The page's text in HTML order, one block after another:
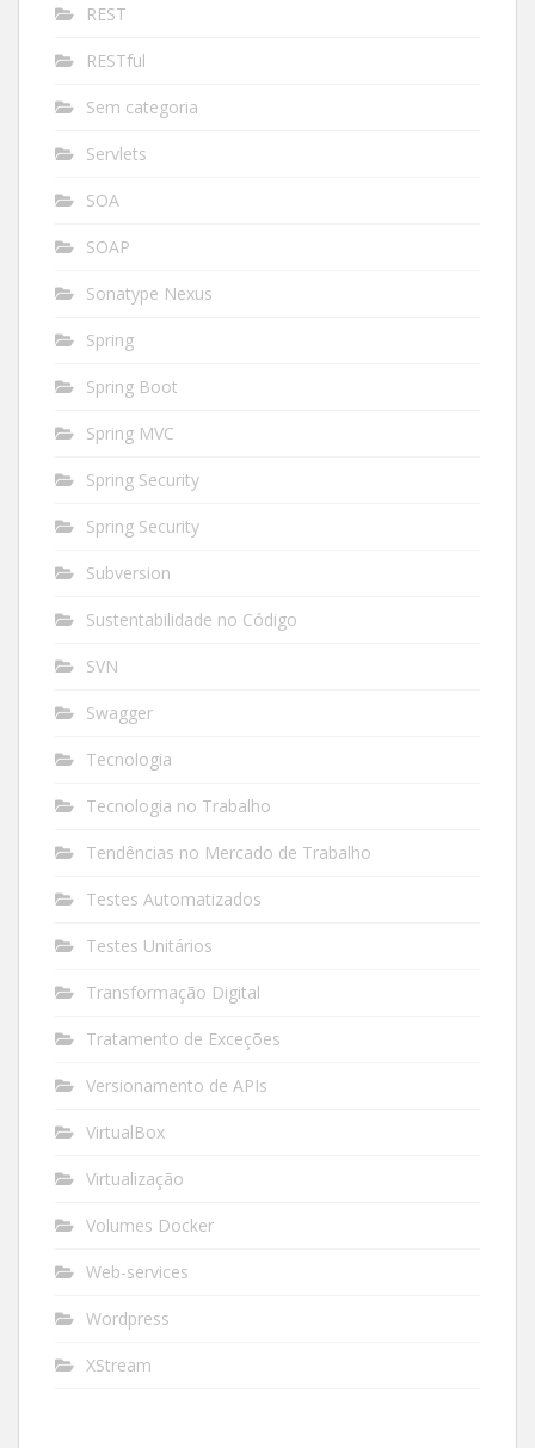
REST
RESTful
Sem categoria
Servlets
SOA
SOAP
Sonatype Nexus
Spring
Spring Boot
Spring MVC
Spring Security
Spring Security
Subversion
Sustentabilidade no Código
SVN
Swagger
Tecnologia
Tecnologia no Trabalho
Tendências no Mercado de Trabalho
Testes Automatizados
Testes Unitários
Transformação Digital
Tratamento de Exceções
Versionamento de APIs
VirtualBox
Virtualização
Volumes Docker
Web-services
Wordpress
XStream